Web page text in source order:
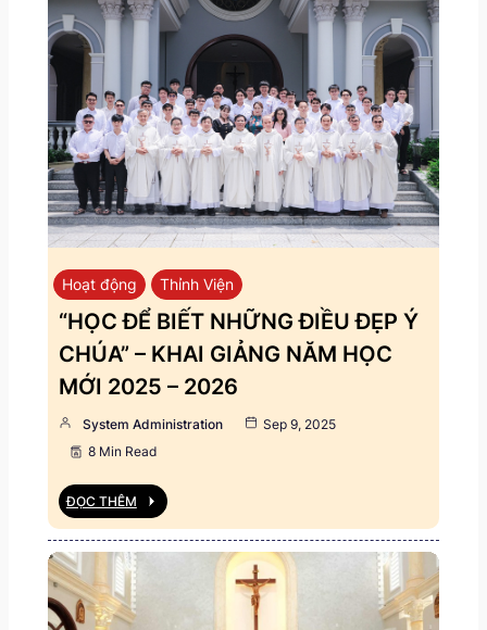
Hoạt động Thỉnh Viện
“HỌC ĐỂ BIẾT NHỮNG ĐIỀU ĐẸP Ý
CHÚA” – KHAI GIẢNG NĂM HỌC
MỚI 2025 – 2026
System Administration
Sep 9, 2025
8 Min Read
ĐỌC THÊM